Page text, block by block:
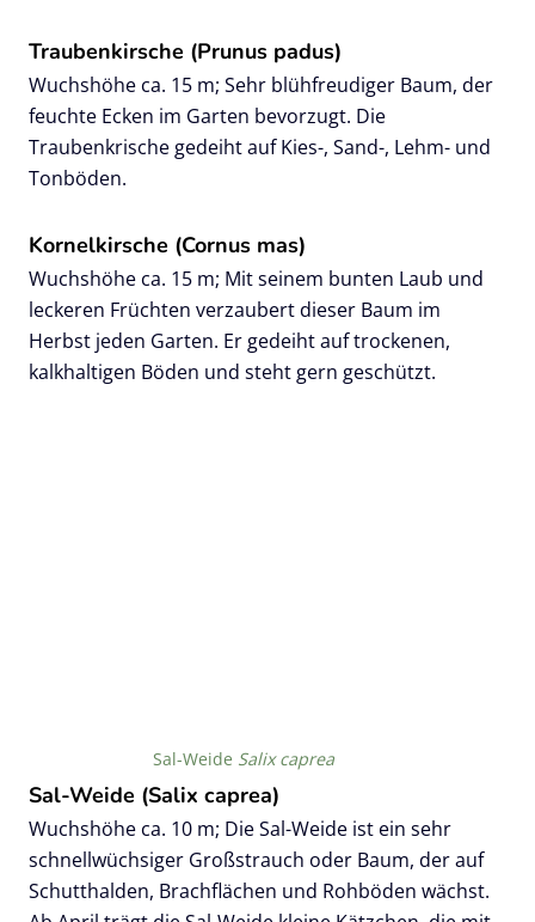
Traubenkirsche (Prunus padus)
Wuchshöhe ca. 15 m; Sehr blühfreudiger Baum, der
feuchte Ecken im Garten bevorzugt. Die
Traubenkrische gedeiht auf Kies-, Sand-, Lehm- und
Tonböden.
Kornelkirsche (Cornus mas)
Wuchshöhe ca. 15 m; Mit seinem bunten Laub und
leckeren Früchten verzaubert dieser Baum im
Herbst jeden Garten. Er gedeiht auf trockenen,
kalkhaltigen Böden und steht gern geschützt.
Sal-Weide Salix caprea
Sal-Weide (Salix caprea)
Wuchshöhe ca. 10 m; Die Sal-Weide ist ein sehr
schnellwüchsiger Großstrauch oder Baum, der auf
Schutthalden, Brachflächen und Rohböden wächst.